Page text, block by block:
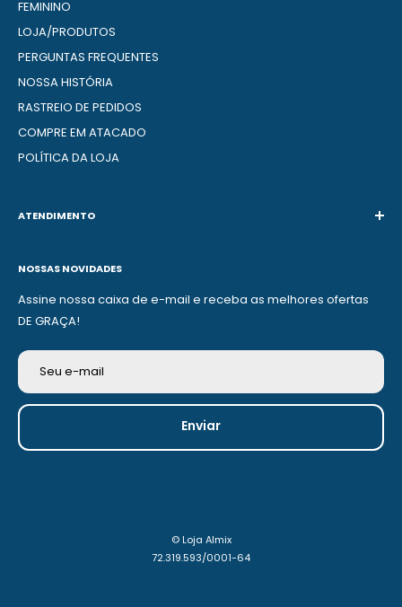
FEMININO
LOJA/PRODUTOS
PERGUNTAS FREQUENTES
NOSSA HISTÓRIA
RASTREIO DE PEDIDOS
COMPRE EM ATACADO
POLÍTICA DA LOJA
ATENDIMENTO
Telefone:(44) 32343398
Email: suporte@lojaalmix.com.br'
NOSSAS NOVIDADES
Assine nossa caixa de e-mail e receba as melhores ofertas
DE GRAÇA!
Seu e-mail
Enviar
© Loja Almix
72.319.593/0001-64